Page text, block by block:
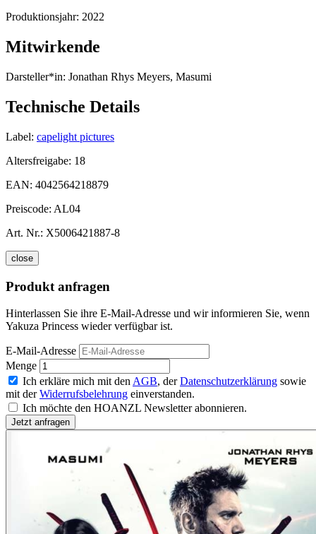
Produktionsjahr: 2022
Mitwirkende
Darsteller*in: Jonathan Rhys Meyers, Masumi
Technische Details
Label: capelight pictures
Altersfreigabe: 18
EAN: 4042564218879
Preiscode: AL04
Art. Nr.: X5006421887-8
close
Produkt anfragen
Hinterlassen Sie ihre E-Mail-Adresse und wir informieren Sie, wenn
Yakuza Princess wieder verfügbar ist.
E-Mail-Adresse
Menge
Ich erkläre mich mit den AGB, derDatenschutzerklärung sowie
mit derWiderrufsbelehrung einverstanden.
Ich möchte den HOANZL Newsletter abonnieren.